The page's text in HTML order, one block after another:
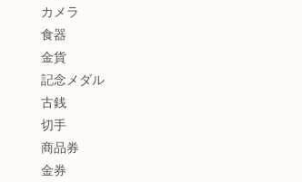
カメラ
食器
金貨
記念メダル
古銭
切手
商品券
金券